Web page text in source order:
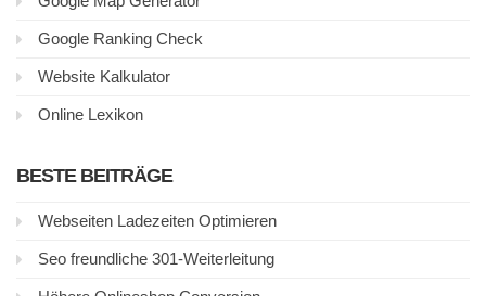
Google Ranking Check
Website Kalkulator
Online Lexikon
BESTE BEITRÄGE
Webseiten Ladezeiten Optimieren
Seo freundliche 301-Weiterleitung